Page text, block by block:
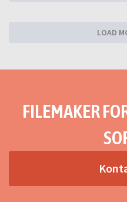
LOAD
FILEMAKER